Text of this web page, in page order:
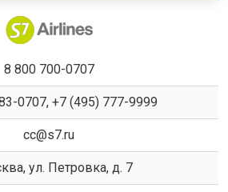
8 800 700-0707
0707, +7 (495) 777-9999
cc@s7.ru
ул. Петровка, д. 7